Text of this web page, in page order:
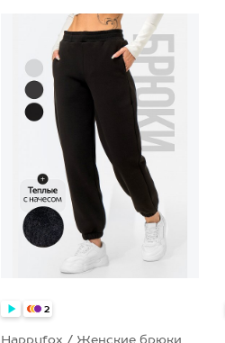
2
Happyfox / Женские брюки